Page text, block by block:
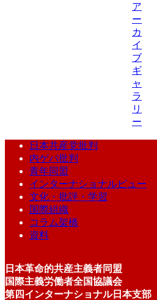
ア
ー
カ
イ
ブ
ギ
ャ
ラ
リ
ー
日本共産党批判
内ゲバ批判
青年同盟
インターナショナルビュー
文化・批評・学習
国際組織
コラム架橋
資料
日本革命的共産主義者同盟
国際主義労働者全国協議会
第四インターナショナル日本支部